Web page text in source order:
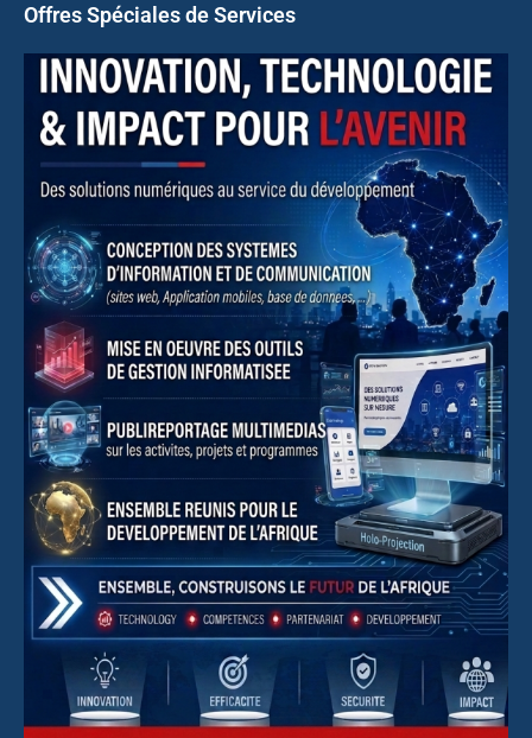
Offres Spéciales de Services